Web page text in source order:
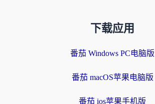
下载应用
番茄 Windows PC电脑版
番茄 macOS苹果电脑版
番茄 ios苹果手机版